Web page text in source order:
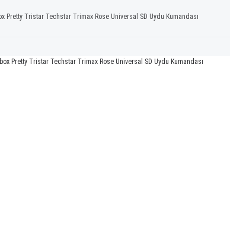
Pretty Tristar Techstar Trimax Rose Universal SD Uydu Kumandası